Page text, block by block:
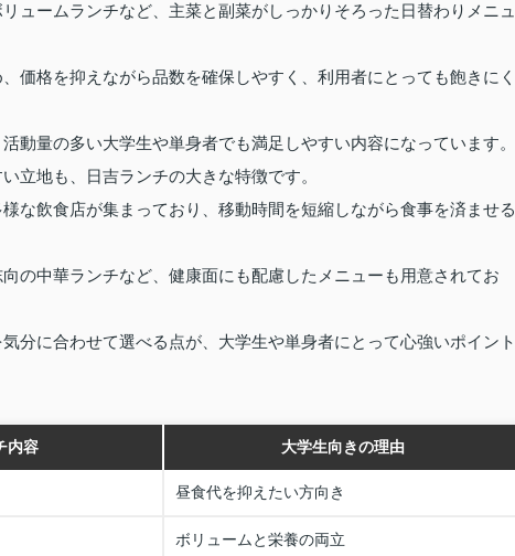
ュームランチなど、主菜と副菜がしっかりそろった日替わりメニュ
価格を抑えながら品数を確保しやすく、利用者にとっても飽きにく
動量の多い大学生や単身者でも満足しやすい内容になっています。
立地も、日吉ランチの大きな特徴です。
な飲食店が集まっており、移動時間を短縮しながら食事を済ませる
の中華ランチなど、健康面にも配慮したメニューも用意されてお
分に合わせて選べる点が、大学生や単身者にとって心強いポイント
内容 大学生向きの理由
昼食代を抑えたい方向き
ボリュームと栄養の両立